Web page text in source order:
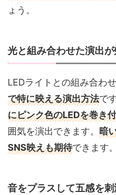
ょう。
光と組み合わせた演出
LEDライトとの組み合わせ
で特に映える演出方法で
にピンク色のLEDを巻き
囲気を演出できます。 暗
SNS映えも期待できます。
音をプラスして五感を